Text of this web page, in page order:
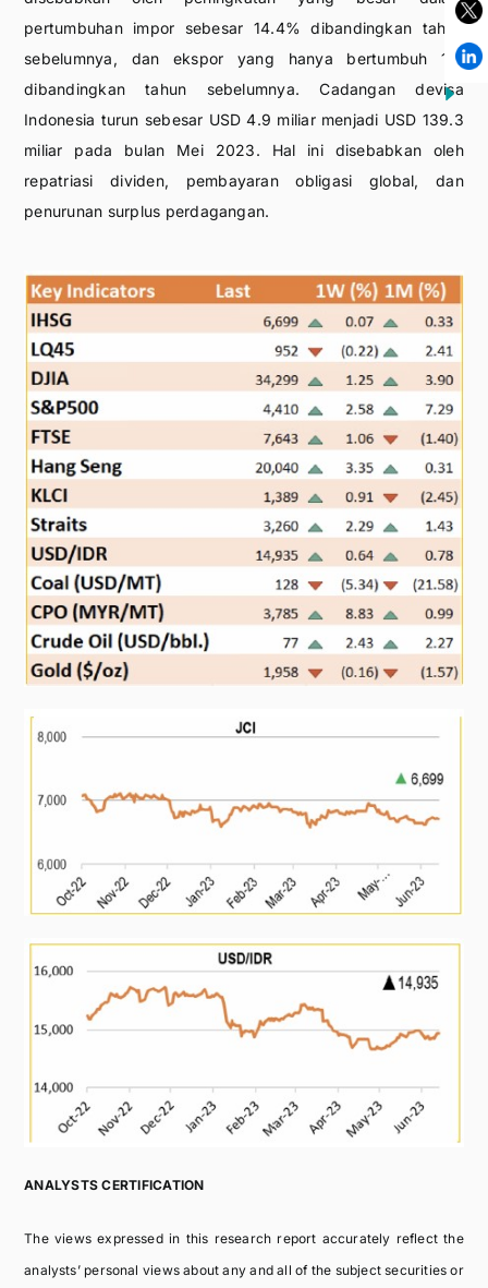
pertumbuhan impor sebesar 14.4% dibandingkan tahun
sebelumnya, dan ekspor yang hanya bertumbuh 1%
dibandingkan tahun sebelumnya. Cadangan devisa
Indonesia turun sebesar USD 4.9 miliar menjadi USD 139.3
miliar pada bulan Mei 2023. Hal ini disebabkan oleh
repatriasi dividen, pembayaran obligasi global, dan
penurunan surplus perdagangan.
ANALYSTS CERTIFICATION
The views expressed in this research report accurately reflect the
analysts’ personal views about any and all of the subject securities or